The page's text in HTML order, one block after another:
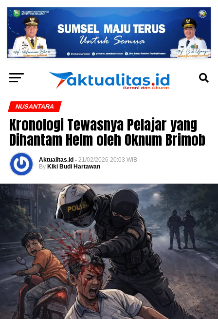
NUSANTARA
Kronologi Tewasnya Pelajar yang
Dihantam Helm oleh Oknum Brimob
Aktualitas.id - 21/02/2026 20:03 WIB
By Kiki Budi Hartawan